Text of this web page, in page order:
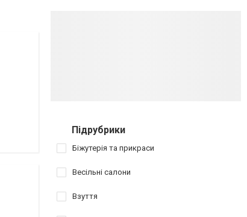
Підрубрики
Біжутерія та прикраси
Весільні салони
Взуття